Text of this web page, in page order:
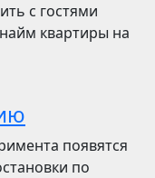
с гостями
квартиры на
появятся
по